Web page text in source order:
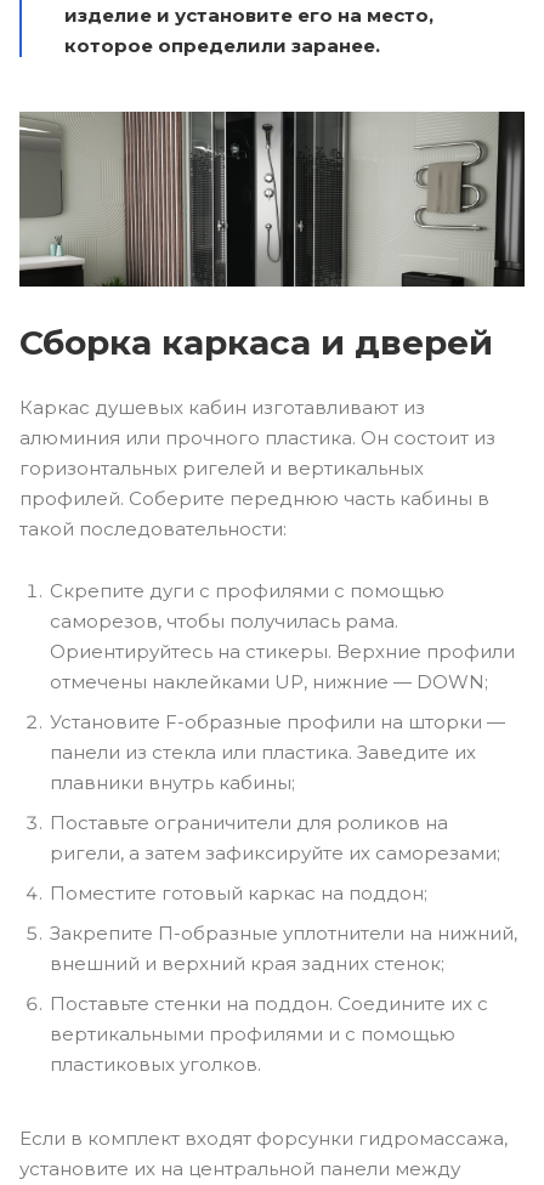
изделие и установите его на место,
которое определили заранее.
Сборка каркаса и дверей
Каркас душевых кабин изготавливают из
алюминия или прочного пластика. Он состоит из
горизонтальных ригелей и вертикальных
профилей. Соберите переднюю часть кабины в
такой последовательности:
Скрепите дуги с профилями с помощью
саморезов, чтобы получилась рама.
Ориентируйтесь на стикеры. Верхние профили
отмечены наклейками UP, нижние — DOWN;
Установите F-образные профили на шторки —
панели из стекла или пластика. Заведите их
плавники внутрь кабины;
Поставьте ограничители для роликов на
ригели, а затем зафиксируйте их саморезами;
Поместите готовый каркас на поддон;
Закрепите П-образные уплотнители на нижний,
внешний и верхний края задних стенок;
Поставьте стенки на поддон. Соедините их с
вертикальными профилями и с помощью
пластиковых уголков.
Если в комплект входят форсунки гидромассажа,
установите их на центральной панели между